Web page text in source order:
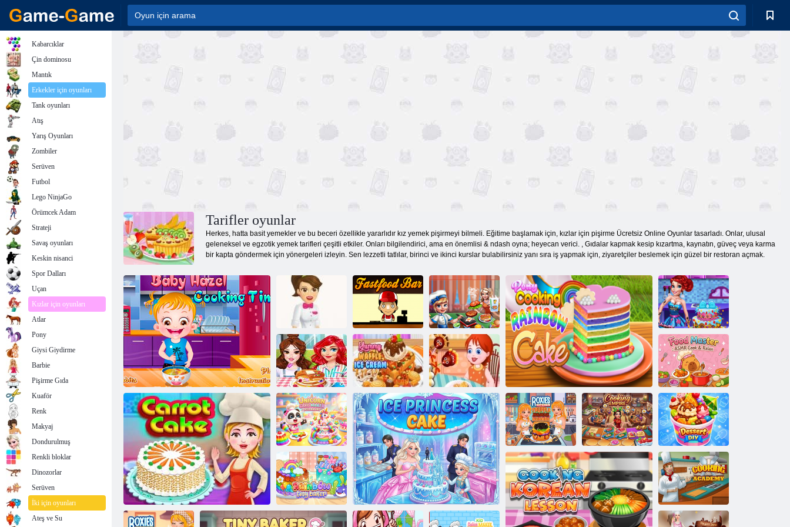
Tarifler oyunlar
Herkes, hatta basit yemekler ve bu beceri özellikle yararlıdır kız yemek pişirmeyi bilmeli. Eğitime başlamak için, kızlar için pişirme Ücretsiz Online Oyunlar tasarladı. Onlar, ulusal
geleneksel ve egzotik yemek tarifleri çeşitli etkiler. Onları bilgilendirici, ama en önemlisi & ndash oyna; heyecan verici. , Gıdalar kapmak kesip kızartma, kaynatın, güveç veya karma
bir kapta göndermek için yönergeleri izleyin. Sen lezzetli tatlılar, birinci ve ikinci kurslar bulabilirsiniz yanı sıra iş yapmak için, ziyaretçiler beslemek için güzel bir restoran açmak.
Bebek Hazel: Akşam yemeği için Zaman
Froyo bar Lokanta Bar Pişirme Sahnesi
Midilli pişirme gökkuşağı kek
Düğün şefi
Komik Yemek
Yarışması
Nefis Waffle
Dondurma
Türkiye Kek
Pops
Yemek Ustası:
ASMR Cook &
Relax
Tek Boynuzlu
Kek Makinesi
Dekorasyonu
Roxie'nin
Mutfağı: Trüf
Bulgogi Burger
Yemek
İmparatorluğu
Tatlı Kendin Yap
Kabarcıklar
Çin dominosu
Mantık
Erkekler için oyunları
Tank oyunları
Atış
Yarış Oyunları
Zombiler
Serüven
Futbol
Lego NinjaGo
Örümcek Adam
Strateji
Savaş oyunları
Keskin nisanci
Spor Dalları
Uçan
Kızlar için oyunları
Atlar
Pony
Giysi Giydirme
Barbie
Pişirme Gıda
Kuaför
Renk
Makyaj
Dondurulmuş
Renkli bloklar
Dinozorlar
Serüven
İki için oyunları
Ateş ve Su